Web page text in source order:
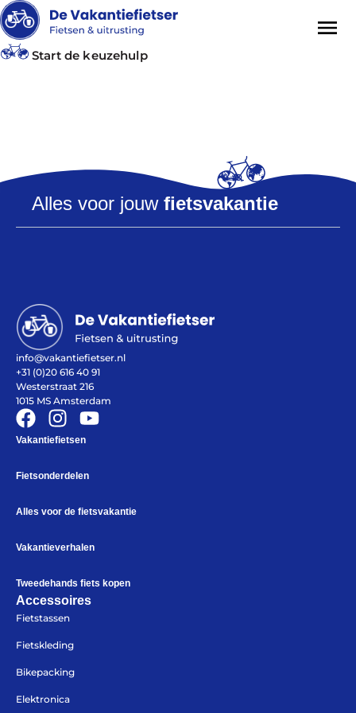
Vakantiefietsen
Intakelijst voor een vakantiefiets
Keuzehulp: Hoe kies je een vakantiefiets
Keuzehulp: Elektrische fiets
Merken
kiezenvan een fiets
Maak een afspraak
Contact
Start de keuzehulp
Alles voor jouw fietsvakantie
info@vakantiefietser.nl
+31 (0)20 616 40 91
Westerstraat 216
1015 MS Amsterdam
Vakantiefietsen
Fietsonderdelen
Alles voor de fietsvakantie
Vakantieverhalen
Tweedehands fiets kopen
Accessoires
Fietstassen
Fietskleding
Bikepacking
Elektronica